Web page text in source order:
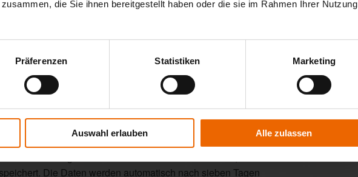
die Sie ihnen bereitgestellt haben oder die sie im Rahmen Ihrer Nutzung
Präferenzen Statistiken Marketing
Auswahl erlauben Alle zulassen
Ihrem Internetbrowser und unserem Webserver werden
Datum und Uhrzeit des Besuches
übertragene Datenmenge
von Angriffsversuchen auf unseren Webserver, werden
Die Daten werden automatisch nach sieben Tagen